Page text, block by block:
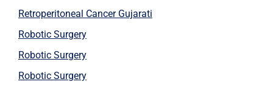
Retroperitoneal Cancer Gujarati
Robotic Surgery
Robotic Surgery
Robotic Surgery